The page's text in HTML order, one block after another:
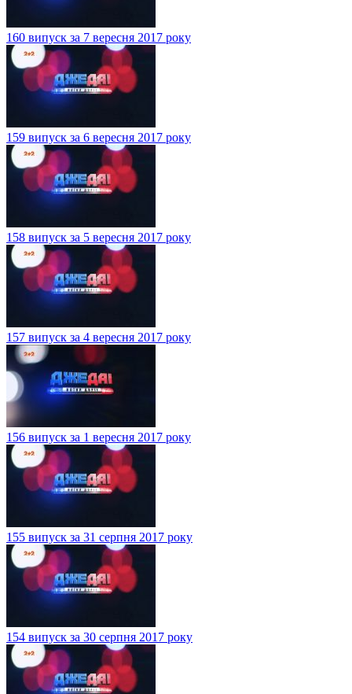
160 випуск за 7 вересня 2017 року
159 випуск за 6 вересня 2017 року
158 випуск за 5 вересня 2017 року
157 випуск за 4 вересня 2017 року
156 випуск за 1 вересня 2017 року
155 випуск за 31 серпня 2017 року
154 випуск за 30 серпня 2017 року